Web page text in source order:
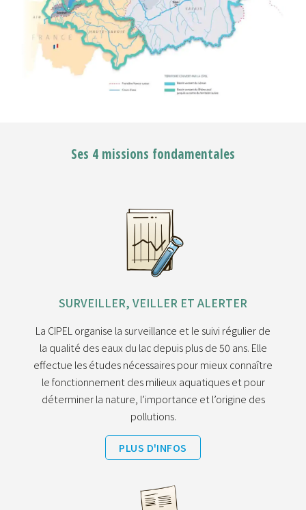
Ses 4 missions fondamentales
SURVEILLER, VEILLER ET ALERTER
La CIPEL organise la surveillance et le suivi régulier de
la qualité des eaux du lac depuis plus de 50 ans. Elle
effectue les études nécessaires pour mieux connaître
le fonctionnement des milieux aquatiques et pour
déterminer la nature, l’importance et l’origine des
pollutions.
PLUS D'INFOS